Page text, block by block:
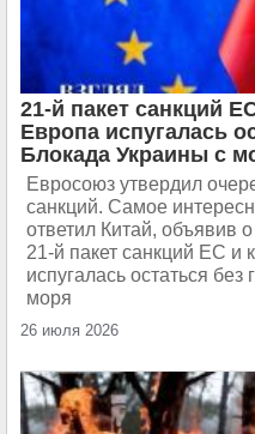
21-й пакет санкций
Европа испугалась
Блокада Украины с
Евросоюз утвердил
санкций. Самое
ответил Китай, объявив
21-й пакет санкций ЕС и
испугалась остаться
моря
26 июля 2026